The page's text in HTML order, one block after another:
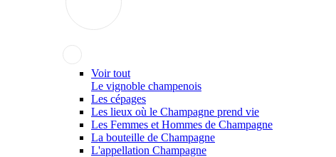
Voir tout
Le vignoble champenois
Les cépages
Les lieux où le Champagne prend vie
Les Femmes et Hommes de Champagne
La bouteille de Champagne
L'appellation Champagne